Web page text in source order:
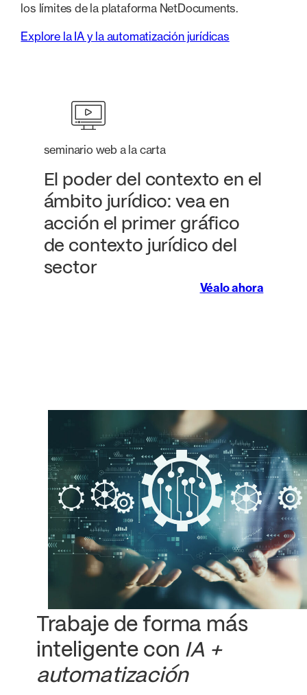
los límites de la plataforma NetDocuments.
Explore la IA y la automatización jurídicas
seminario web a la carta
El poder del contexto en el
ámbito jurídico: vea en
acción el primer gráfico
de contexto jurídico del
sector
Véalo ahora
Trabaje de forma más
inteligente con IA +
automatización